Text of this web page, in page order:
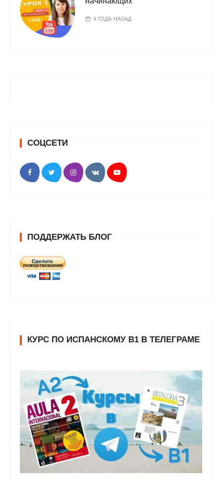
4 ГОДА НАЗАД
СОЦСЕТИ
ПОДДЕРЖАТЬ БЛОГ
КУРС ПО ИСПАНСКОМУ В1 В ТЕЛЕГРАМЕ